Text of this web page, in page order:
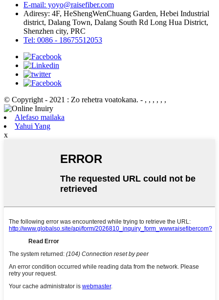
E-mail: yoyo@raisefiber.com
Adiresy: 4F, ​​HeShengWenChuang Garden, Hebei Industrial
district, Dalang Town, Dalang South Rd Long Hua District,
Shenzhen city, PRC
Tel: 0086 - 18675512053
© Copyright - 2021 : Zo rehetra voatokana. - , , , , , ,
Alefaso mailaka
Yahui Yang
x